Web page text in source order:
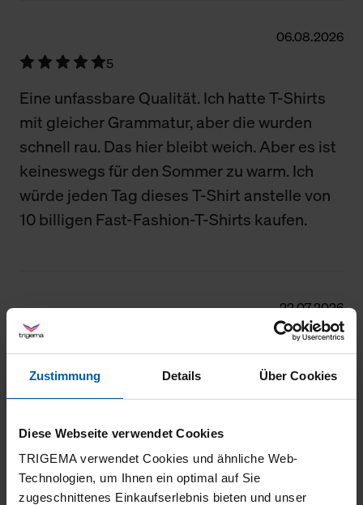
Zustimmung Details Über Cookies
Diese Webseite verwendet Cookies
TRIGEMA verwendet Cookies und ähnliche Web-
Technologien, um Ihnen ein optimal auf Sie
zugeschnittenes Einkaufserlebnis bieten und unser
06.08.2026
5
Eine unfassbare Qualität. Ich hatte T-Shirts
mit gleicher Grammatur, aber die wurden
schnell rau. Das hier bleibt weich. Aber es ist
keineswegs für den Sommer zu warm. Ich
würde jeden Tag dieses T-Shirt anstelle von
10 billigen Fast-Fashion-T-Shirts kaufen.
22.07.2026
Wie gewohnt, top Qualität.
20.07.2026
5